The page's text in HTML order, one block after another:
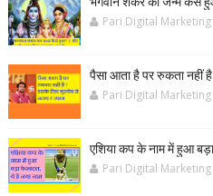
Pari Digital Marketing
पैसा आता है पर रुकता नहीं
Pari Digital Marketing
एशिया कप के नाम में हुआ
Pari Digital Marketing